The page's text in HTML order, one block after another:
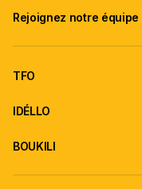
Rejoignez notre équipe
TFO
IDÉLLO
BOUKILI